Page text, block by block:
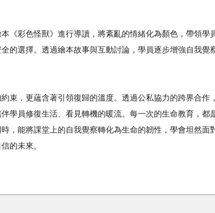
《彩色怪獸》進行導讀，將紊亂的情緒化為顏色，帶領
全的選擇。透過繪本故事與互動討論，學員逐步增強自我
束，更蘊含著引領復歸的溫度。透過公私協力的跨界合
學員修復生活、看見轉機的暖流。每一次的生命教育，
，能將課堂上的自我覺察轉化為生命的韌性，學會坦然
的未來。